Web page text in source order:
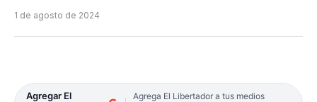
1 de agosto de 2024
Agregar El
Agrega El Libertador a tus medios